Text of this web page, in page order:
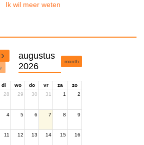
Ik wil meer weten
augustus
2026
month
di wo do vr za
zo
28 29 30 31 1 2
4 5 6 7 8 9
11 12 13 14 15 16